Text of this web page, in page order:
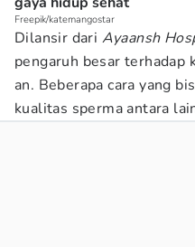
Freepik/katemangostar
Dilansir dari Ayaansh
pengaruh besar
an. Beberapa cara yang
kualitas sperma antara